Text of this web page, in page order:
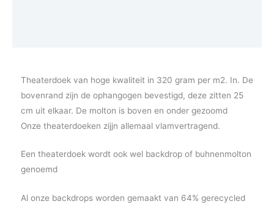
Theaterdoek van hoge kwaliteit in 320 gram per m2. In. De
bovenrand zijn de ophangogen bevestigd, deze zitten 25
cm uit elkaar. De molton is boven en onder gezoomd
Onze theaterdoeken zijjn allemaal vlamvertragend.
Een theaterdoek wordt ook wel backdrop of buhnenmolton
genoemd
Al onze backdrops worden gemaakt van 64% gerecycled